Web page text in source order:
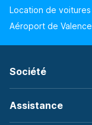
Location de voitures
Aéroport de Valence
Société
Assistance